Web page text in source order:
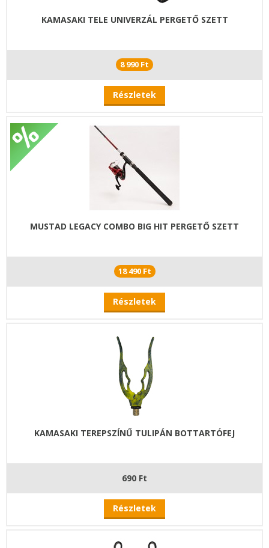
KAMASAKI TELE UNIVERZÁL PERGETŐ SZETT
8 990 Ft
Részletek
MUSTAD LEGACY COMBO BIG HIT PERGETŐ SZETT
18 490 Ft
Részletek
KAMASAKI TEREPSZÍNŰ TULIPÁN BOTTARTÓFEJ
690 Ft
Részletek